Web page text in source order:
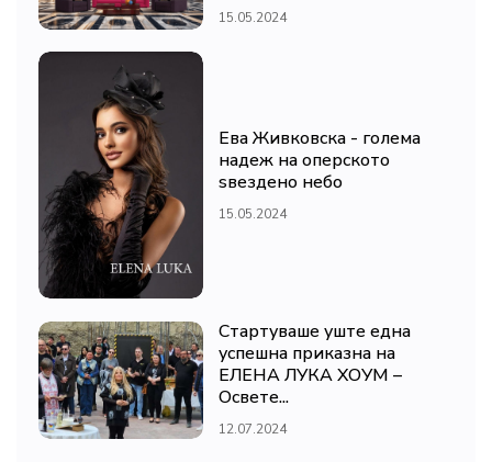
15.05.2024
Ева Живковска - голема
надеж на оперското
ѕвездено небо
15.05.2024
Стартуваше уште една
успешна приказна на
ЕЛЕНА ЛУКА ХОУМ –
Освете...
12.07.2024